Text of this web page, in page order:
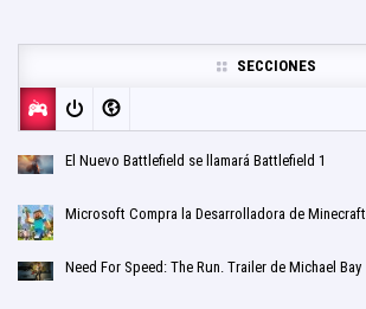
SECCIONES
El Nuevo Battlefield se llamará Battlefield 1
Microsoft Compra la Desarrolladora de Minecraft
Need For Speed: The Run. Trailer de Michael Bay